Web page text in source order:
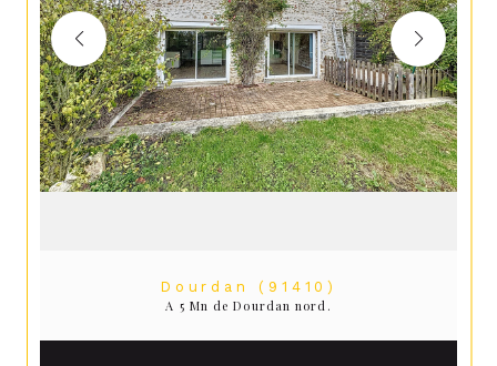
Dourdan (91410)
A 5 Mn de Dourdan nord.